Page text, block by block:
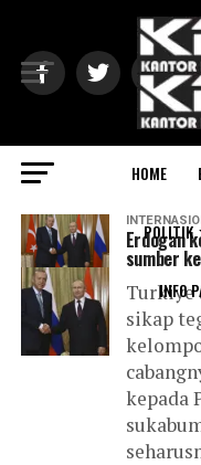
HOME
POLITIK
INFO
All
Erdogan
sumber
Turkiye
sikap
kepada